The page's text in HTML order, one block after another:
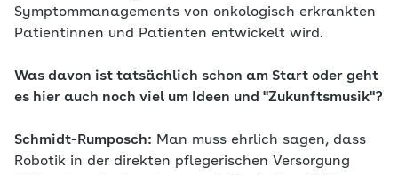
Symptommanagements von onkologisch erkrankten
Patientinnen und Patienten entwickelt wird.
Was davon ist tatsächlich schon am Start oder geht
es hier auch noch viel um Ideen und "Zukunftsmusik"?
Schmidt-Rumposch: Man muss ehrlich sagen, dass
Robotik in der direkten pflegerischen Versorgung